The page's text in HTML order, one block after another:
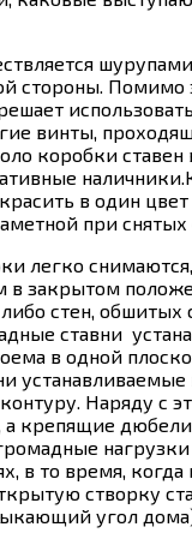
стороны. Помимо
винты,
коробки
в один
при снятых
легко
в закрытом
стен, обшитых
ставни
в одной
устанавливаемые
Наряду с
а крепящие дюбели
в то время, когда
створку
угол